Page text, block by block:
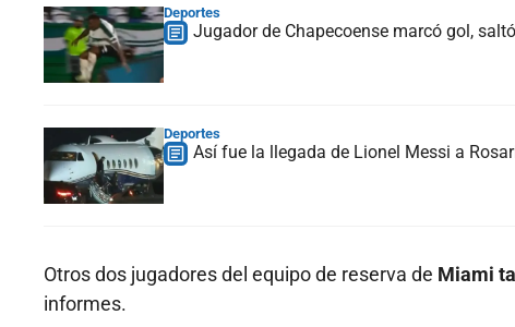
Deportes
Jugador de Chapecoense marcó gol,
Deportes
Así fue la llegada de Lionel Messi a
Otros dos jugadores del equipo de reserva de Miami
informes.